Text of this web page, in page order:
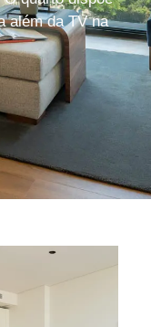
além da TV na